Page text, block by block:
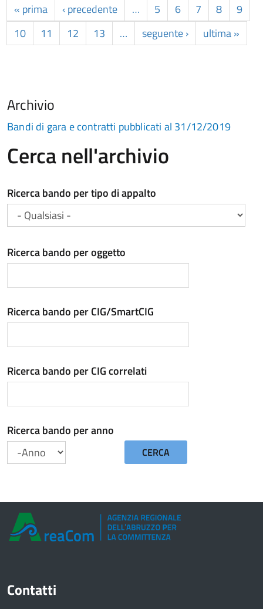
« prima ‹ precedente … 5 6 7 8
9
10
11 12 13 … seguente › ultima »
Archivio
Bandi di gara e contratti pubblicati al 31/12/2019
Cerca nell'archivio
Ricerca bando per tipo di appalto
Ricerca bando per oggetto
Ricerca bando per CIG/SmartCIG
Ricerca bando per CIG correlati
Ricerca bando per anno
CERCA
Contatti